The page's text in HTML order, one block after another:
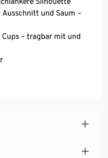
und Saum –
– tragbar mit und
für
80C, 85B
85C